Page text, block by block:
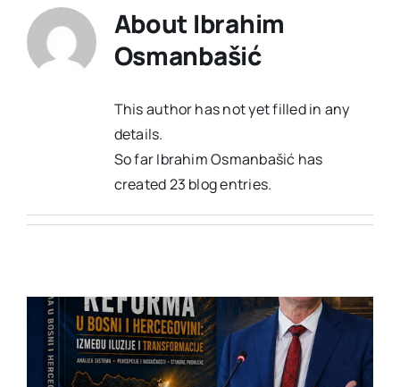
About Ibrahim
Osmanbašić
This author has not yet filled in any
details.
So far Ibrahim Osmanbašić has
created 23 blog entries.